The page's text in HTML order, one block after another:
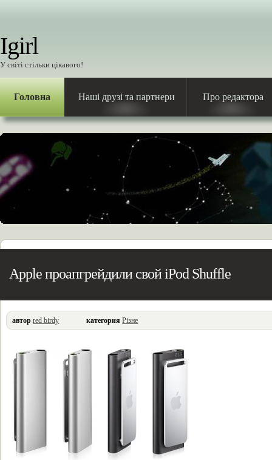
Igirl
У світі стільки цікавого!
Головна Наші друзі та партнери Про редактора
Apple проапгрейдили свой iPod Shuffle
автор red birdy категория Різне